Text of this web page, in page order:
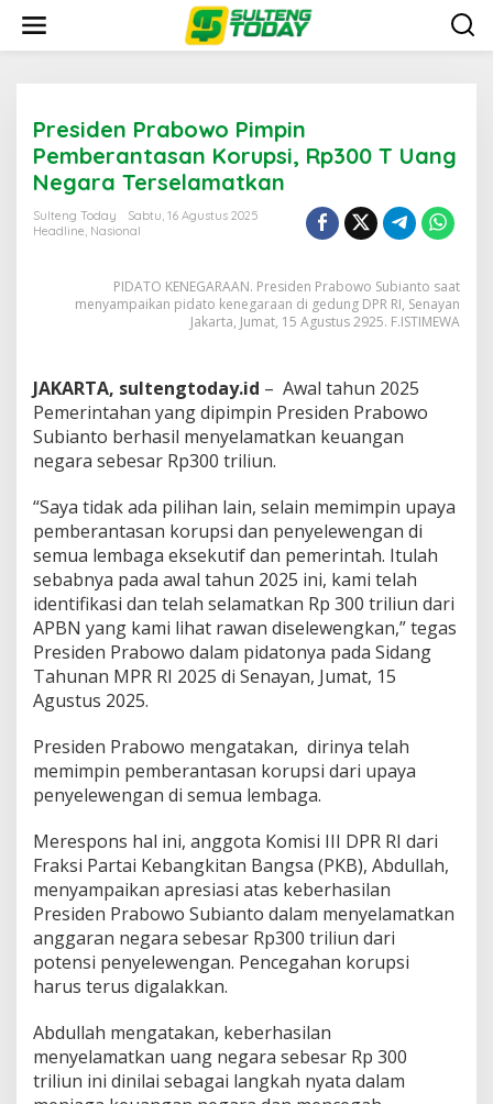
konten
Presiden Prabowo Pimpin
Pemberantasan Korupsi, Rp300 T Uang
Negara Terselamatkan
Sulteng Today
Sabtu, 16 Agustus 2025
Headline, Nasional
PIDATO KENEGARAAN. Presiden Prabowo Subianto saat
menyampaikan pidato kenegaraan di gedung DPR RI, Senayan
Jakarta, Jumat, 15 Agustus 2925. F.ISTIMEWA
JAKARTA, sultengtoday.id – Awal tahun 2025
Pemerintahan yang dipimpin Presiden Prabowo
Subianto berhasil menyelamatkan keuangan
negara sebesar Rp300 triliun.
“Saya tidak ada pilihan lain, selain memimpin upaya
pemberantasan korupsi dan penyelewengan di
semua lembaga eksekutif dan pemerintah. Itulah
sebabnya pada awal tahun 2025 ini, kami telah
identifikasi dan telah selamatkan Rp 300 triliun dari
APBN yang kami lihat rawan diselewengkan,” tegas
Presiden Prabowo dalam pidatonya pada Sidang
Tahunan MPR RI 2025 di Senayan, Jumat, 15
Agustus 2025.
Presiden Prabowo mengatakan, dirinya telah
memimpin pemberantasan korupsi dari upaya
penyelewengan di semua lembaga.
Merespons hal ini, anggota Komisi III DPR RI dari
Fraksi Partai Kebangkitan Bangsa (PKB), Abdullah,
menyampaikan apresiasi atas keberhasilan
Presiden Prabowo Subianto dalam menyelamatkan
anggaran negara sebesar Rp300 triliun dari
potensi penyelewengan. Pencegahan korupsi
harus terus digalakkan.
Abdullah mengatakan, keberhasilan
menyelamatkan uang negara sebesar Rp 300
triliun ini dinilai sebagai langkah nyata dalam